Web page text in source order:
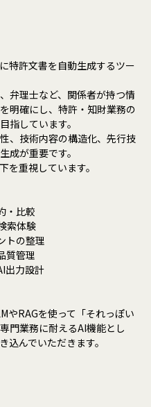
特許文書を自動生成するツー
弁理士など、関係者が持つ情
明確にし、特許・知財業務の
指しています。
、技術内容の構造化、先行技
成が重要です。
を重視しています。
・比較
索体験
トの整理
質管理
出力設計
やRAGを使って「それっぽい
門業務に耐えるAI機能とし
込んでいただきます。